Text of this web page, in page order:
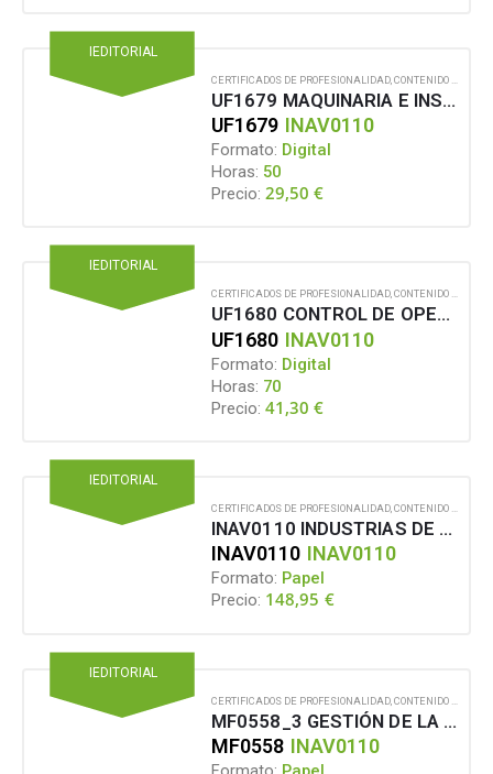
IEDITORIAL
CERTIFICADOS DE PROFESIONALIDAD CONTENIDO EN FORMATO DIGITAL
UF1679 MAQUINARIA E INSTALACIONES EN LA ELABORACIÓN DE CONSERVAS Y JUGOS VEGETALES
UF1679 INAV0110
Formato: Digital
Horas: 50
Precio: 29,50€
IEDITORIAL
CERTIFICADOS DE PROFESIONALIDAD,CONTENIDO EN FORMATO DIGITAL
UF1680 CONTROL DE OPERACIONES DE ELABORACIÓN DE CONSERVAS Y JUGOS VEGETALES
UF1680 INAV0110
Formato: Digital
Horas: 70
Precio: 41,30€
IEDITORIAL
CERTIFICADOS DE PROFESIONALIDAD,CONTENIDO EN FORMATO PAPEL
INAV0110 INDUSTRIAS DE CONSERVAS Y JUGOS VEGETALES
INAV0110 INAV0110
Formato: Papel
Precio: 148,95 €
IEDITORIAL
CERTIFICADOS DE PROFESIONALIDAD CONTENIDO EN FORMATO PAPEL
MF0558_3 GESTIÓN DE LA CALIDAD Y MEDIOAMBIENTE EN INDUSTRIA ALIMENTARIA
MF0558 INAV0110